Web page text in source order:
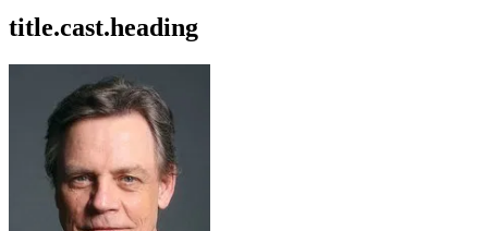
title.cast.heading